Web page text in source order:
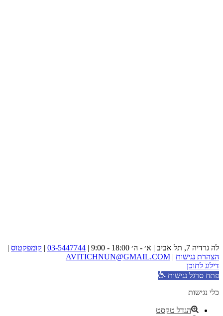
לה גרדיה 7, תל אביב | א׳ - ה׳ 18:00 - 9:00 | 03-5447744
| קומפקטוס |
הצהרת נגישות |
AVITICHNUN@GMAIL.COM
דילוג לתוכן
פתח סרגל נגישות
כלי נגישות
הגדל טקסט